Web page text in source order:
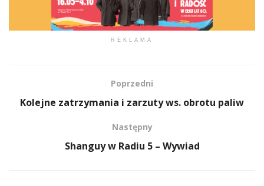
REKLAMA
Poprzedni
Kolejne zatrzymania i zarzuty ws. obrotu paliw
Następny
Shanguy w Radiu 5 – Wywiad